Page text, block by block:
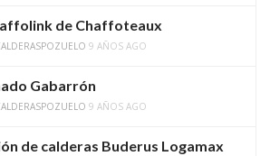
de Chaffoteaux
9 AÑOS AGO
Gabarrón
9 AÑOS AGO
de calderas Buderus Logamax